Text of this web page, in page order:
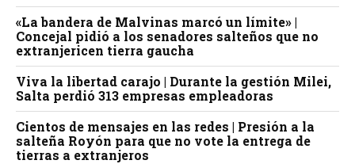
«La bandera de Malvinas marcó un límite» |
Concejal pidió a los senadores salteños que no
extranjericen tierra gaucha
Viva la libertad carajo | Durante la gestión Milei,
Salta perdió 313 empresas empleadoras
Cientos de mensajes en las redes | Presión a la
salteña Royón para que no vote la entrega de
tierras a extranjeros